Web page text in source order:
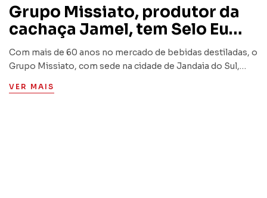
Grupo Missiato, produtor da
cachaça Jamel, tem Selo Eu
Reciclo
Com mais de 60 anos no mercado de bebidas destiladas, o
Grupo Missiato, com sede na cidade de Jandaia do Sul,
de logística reversa, reúso de água…
VER MAIS